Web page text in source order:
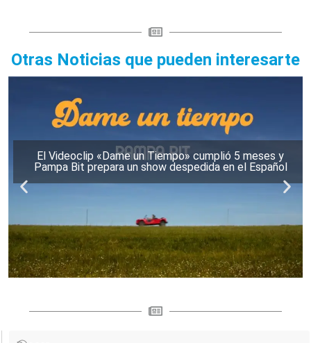
Otras Noticias que pueden interesarte
El Videoclip «Dame un Tiempo» cumplió 5 meses y
Pampa Bit prepara un show despedida en el Español